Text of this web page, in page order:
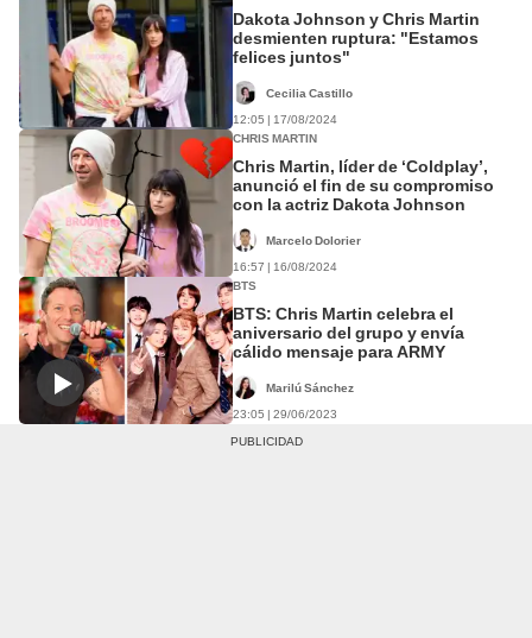
Dakota Johnson y Chris Martin
desmienten ruptura: "Estamos
felices juntos"
Cecilia Castillo
12:05 | 17/08/2024
CHRIS MARTIN
Chris Martin, líder de ‘Coldplay’,
anunció el fin de su compromiso
con la actriz Dakota Johnson
Marcelo Dolorier
16:57 | 16/08/2024
BTS
BTS: Chris Martin celebra el
aniversario del grupo y envía
cálido mensaje para ARMY
Marilú Sánchez
23:05 | 29/06/2023